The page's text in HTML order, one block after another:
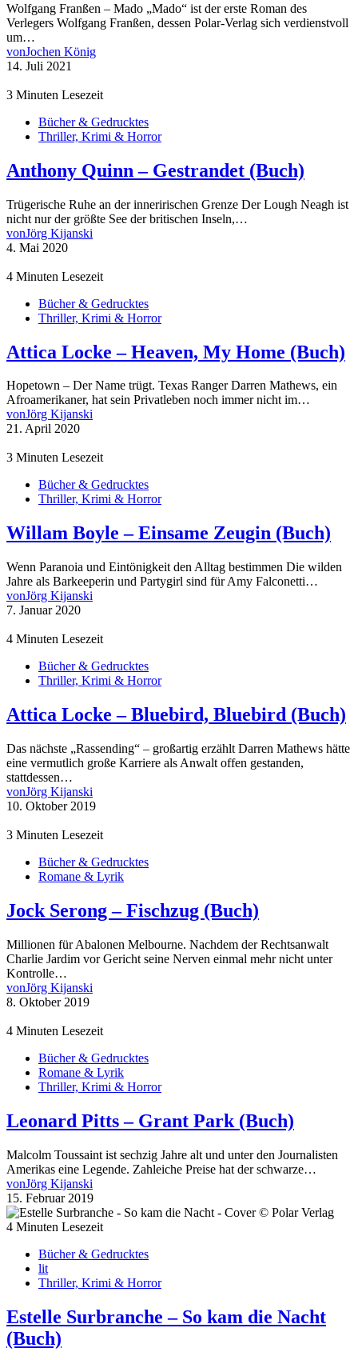
Wolfgang Franßen – Mado „Mado“ ist der erste Roman des
Verlegers Wolfgang Franßen, dessen Polar-Verlag sich verdienstvoll
um…
vonJochen König
14. Juli 2021
3 Minuten Lesezeit
Bücher & Gedrucktes
Thriller, Krimi & Horror
Anthony Quinn – Gestrandet (Buch)
Trügerische Ruhe an der inneririschen Grenze Der Lough Neagh ist
nicht nur der größte See der britischen Inseln,…
vonJörg Kijanski
4. Mai 2020
4 Minuten Lesezeit
Bücher & Gedrucktes
Thriller, Krimi & Horror
Attica Locke – Heaven, My Home (Buch)
Hopetown – Der Name trügt. Texas Ranger Darren Mathews, ein
Afroamerikaner, hat sein Privatleben noch immer nicht im…
vonJörg Kijanski
21. April 2020
3 Minuten Lesezeit
Bücher & Gedrucktes
Thriller, Krimi & Horror
Willam Boyle – Einsame Zeugin (Buch)
Wenn Paranoia und Eintönigkeit den Alltag bestimmen Die wilden
Jahre als Barkeeperin und Partygirl sind für Amy Falconetti…
vonJörg Kijanski
7. Januar 2020
4 Minuten Lesezeit
Bücher & Gedrucktes
Thriller, Krimi & Horror
Attica Locke – Bluebird, Bluebird (Buch)
Das nächste „Rassending“ – großartig erzählt Darren Mathews hätte
eine vermutlich große Karriere als Anwalt offen gestanden,
stattdessen…
vonJörg Kijanski
10. Oktober 2019
3 Minuten Lesezeit
Bücher & Gedrucktes
Romane & Lyrik
Jock Serong – Fischzug (Buch)
Millionen für Abalonen Melbourne. Nachdem der Rechtsanwalt
Charlie Jardim vor Gericht seine Nerven einmal mehr nicht unter
Kontrolle…
vonJörg Kijanski
8. Oktober 2019
4 Minuten Lesezeit
Bücher & Gedrucktes
Romane & Lyrik
Thriller, Krimi & Horror
Leonard Pitts – Grant Park (Buch)
Malcolm Toussaint ist sechzig Jahre alt und unter den Journalisten
Amerikas eine Legende. Zahleiche Preise hat der schwarze…
vonJörg Kijanski
15. Februar 2019
4 Minuten Lesezeit
Bücher & Gedrucktes
lit
Thriller, Krimi & Horror
Estelle Surbranche – So kam die Nacht
(Buch)